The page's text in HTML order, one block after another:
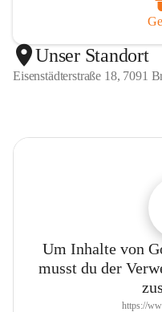
Unser Standort
Eisenstädterstraße 18, 7091
Um Inhalte von
musst du der
https://